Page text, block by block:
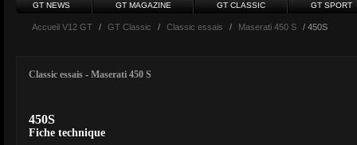
GT NEWS GT MAGAZINE GT CLASSIC GT SPORT
Accueil V12 GT / GT Classic / Classic essais / Maserati 450 S / 450S
Classic essais - Maserati 450 S
450S
Fiche technique